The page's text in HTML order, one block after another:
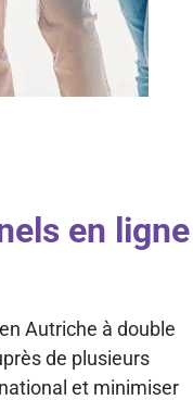
en ligne
Autriche à double
de plusieurs
et minimiser